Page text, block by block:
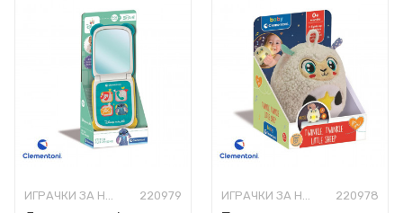
ИГРАЧКИ ЗА НАЈМАЛИ 220979 ИГРАЧКИ ЗА НАЈМАЛИ 220978